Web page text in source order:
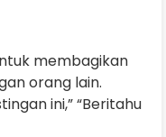
membagikan
orang lain.
ini,” “Beritahu